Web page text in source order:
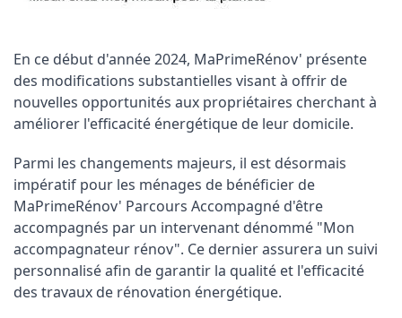
En ce début d'année 2024, MaPrimeRénov' présente
des modifications substantielles visant à offrir de
nouvelles opportunités aux propriétaires cherchant à
améliorer l'efficacité énergétique de leur domicile.
Parmi les changements majeurs, il est désormais
impératif pour les ménages de bénéficier de
MaPrimeRénov' Parcours Accompagné d'être
accompagnés par un intervenant dénommé "Mon
accompagnateur rénov". Ce dernier assurera un suivi
personnalisé afin de garantir la qualité et l'efficacité
des travaux de rénovation énergétique.